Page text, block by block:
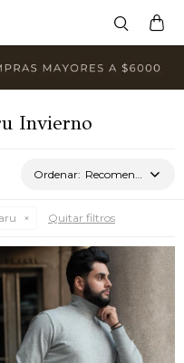
Invierno
Recomendados
Quitar filtros